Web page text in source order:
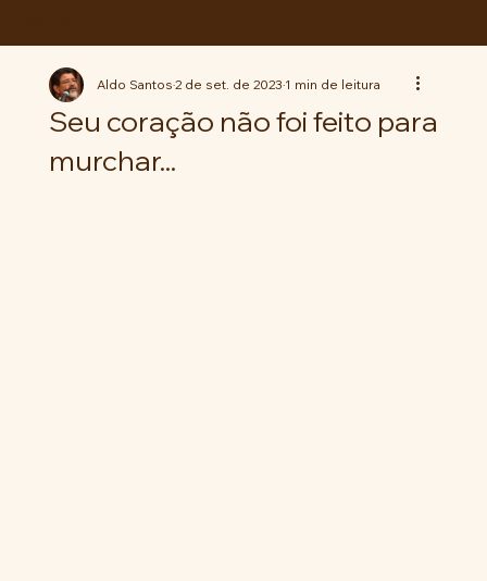
Seu coração não foi feito para
murchar...
Aldo Santos2 de set. de 20231 min de leitura